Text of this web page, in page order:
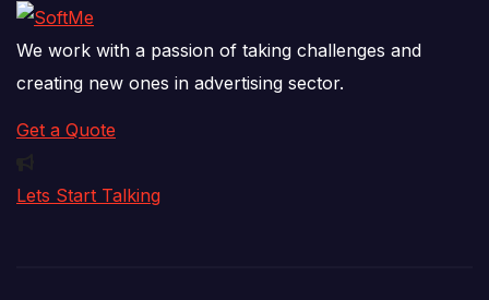
We work with a passion of taking challenges and
creating new ones in advertising sector.
Get a Quote
Lets Start Talking